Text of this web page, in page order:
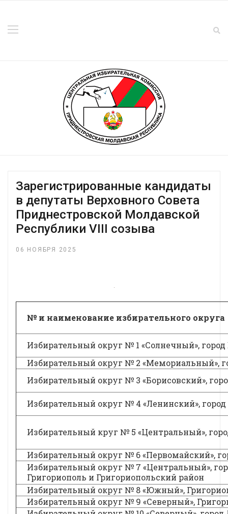
Зарегистрированные кандидаты
в депутаты Верховного Совета
Приднестровской Молдавской
Республики VIII созыва
06 НОЯБРЯ 2025
№ и наименование избирательного округа
Избирательный округ № 1 «Солнечный»,
Избирательный округ № 2 «Мемориальный»,
Избирательный округ № 3 «Борисовский»,
Избирательный округ № 4 «Ленинский»,
Избирательный круг № 5 «Центральный»,
Избирательный округ № 6 «Первомайский»,
Избирательный округ № 7 «Центральный»,
Григориополь и Григориопольский район
Избирательный округ № 8 «Южный»,
Избирательный округ № 9 «Северный»,